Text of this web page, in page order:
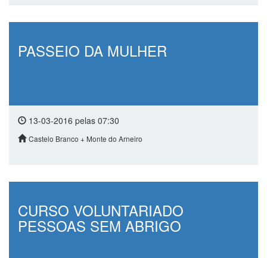
PASSEIO DA MULHER
13-03-2016 pelas 07:30
Castelo Branco + Monte do Arneiro
CURSO VOLUNTARIADO
PESSOAS SEM ABRIGO